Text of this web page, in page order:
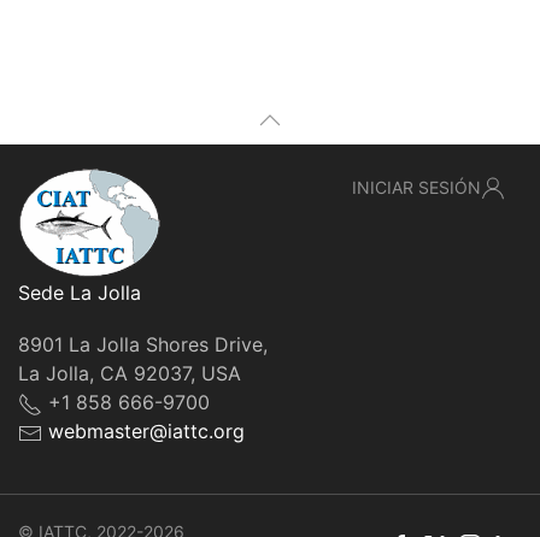
Sede La Jolla
8901 La Jolla Shores Drive,
La Jolla, CA 92037, USA
+1 858 666-9700
webmaster@iattc.org
INICIAR SESIÓN
© IATTC, 2022-2026